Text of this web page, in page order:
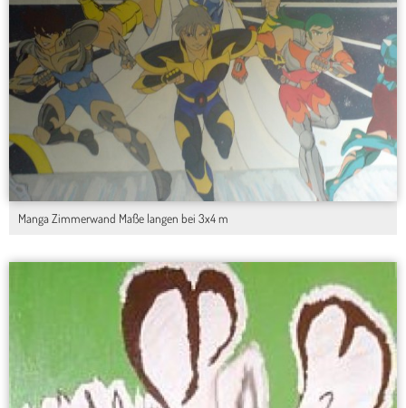
Manga Zimmerwand Maße langen bei 3x4 m